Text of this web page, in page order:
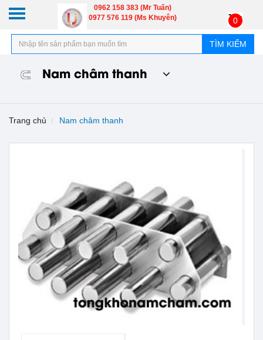
0962 158 383 (Mr Tuấn)
0977 576 119 (Ms Khuyên)
0
TÌM KIẾM
Nam châm thanh
Trang chủ Nam châm thanh